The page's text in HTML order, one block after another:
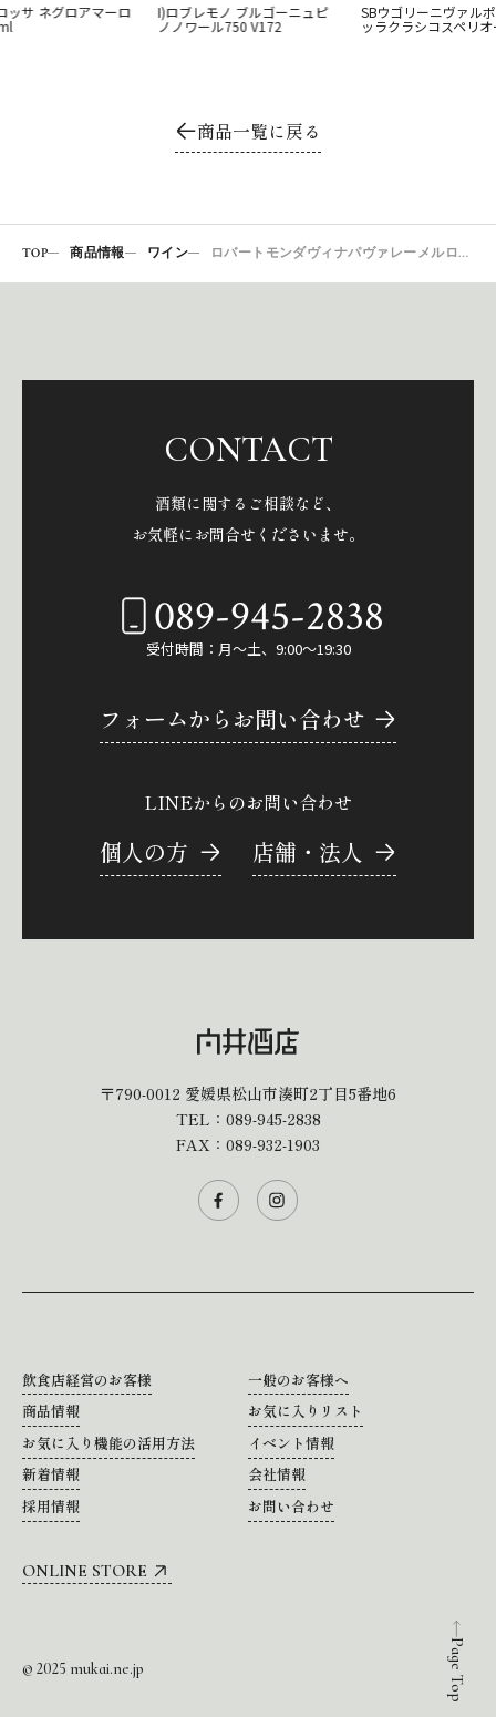
ッサ ネグロアマーロ I)ロブレモノ ブルゴーニュピ
ノノワール750 V172
SBウゴリーニヴァル
ッラクラシコスペリ
商品一覧に戻る
TOP 商品情報 ワイン ロバートモンダヴィナパヴァレーメルロー2017
Page Top
CONTACT
酒類に関するご相談など、
お気軽にお問合せくださいませ。
089-945-2838
受付時間：月～土、9:00～19:30
フォームからお問い合わせ
LINEからのお問い合わせ
個人の方 店舗・法人
〒790-0012 愛媛県松山市湊町2丁目5番地6
TEL： 089-945-2838
FAX：089-932-1903
飲食店経営のお客様
一般のお客様へ
商品情報
お気に入りリスト
お気に入り機能の活用方法
イベント情報
新着情報
会社情報
採用情報
お問い合わせ
ONLINE STORE
© 2025 mukai.ne.jp